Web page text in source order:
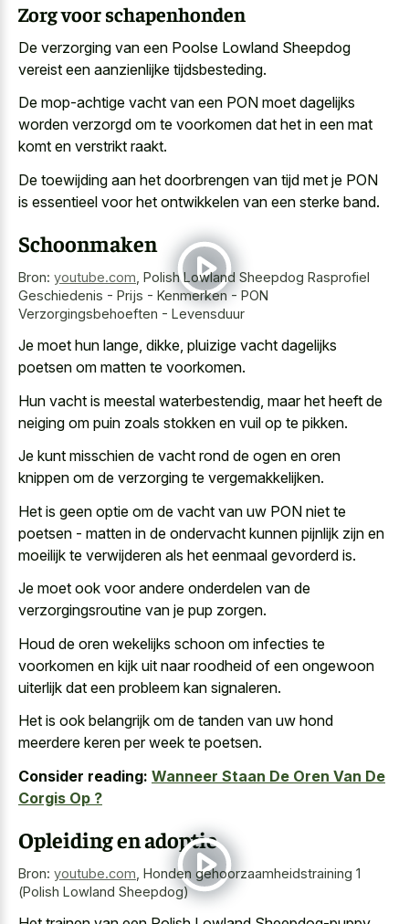
Zorg voor schapenhonden
De verzorging van een Poolse Lowland Sheepdog
vereist een aanzienlijke tijdsbesteding.
De mop-achtige vacht van een PON moet dagelijks
worden verzorgd om te voorkomen dat het in een mat
komt en verstrikt raakt.
De toewijding aan het doorbrengen van tijd met je PON
is essentieel voor het ontwikkelen van een sterke band.
Schoonmaken
Bron: youtube.com Polish Lowland Sheepdog Rasprofiel
Geschiedenis - Prijs - Kenmerken - PON
Verzorgingsbehoeften - Levensduur
Je moet hun lange, dikke, pluizige vacht dagelijks
poetsen om matten te voorkomen.
Hun vacht is meestal waterbestendig, maar het heeft de
neiging om puin zoals stokken en vuil op te pikken.
Je kunt misschien de vacht rond de ogen en oren
knippen om de verzorging te vergemakkelijken.
Het is geen optie om de vacht van uw PON niet te
poetsen - matten in de ondervacht kunnen pijnlijk zijn en
moeilijk te verwijderen als het eenmaal gevorderd is.
Je moet ook voor andere onderdelen van de
verzorgingsroutine van je pup zorgen.
Houd de oren wekelijks schoon om infecties te
voorkomen en kijk uit naar roodheid of een ongewoon
uiterlijk dat een probleem kan signaleren.
Het is ook belangrijk om de tanden van uw hond
meerdere keren per week te poetsen.
Consider reading: Wanneer Staan De Oren Van De
Corgis Op ?
Opleiding en adoptie
Bron: youtube.com Honden gehoorzaamheidstraining 1
(Polish Lowland Sheepdog)